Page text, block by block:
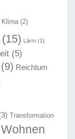
Klima(2)
(15) Lärm (1)
(5)
(9) Reichtum
Transformation
Wohnen